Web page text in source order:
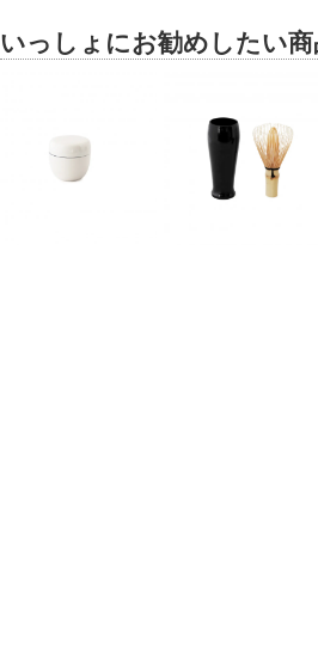
いっしょにお勧めしたい商